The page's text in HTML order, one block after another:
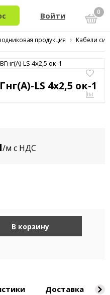
Войти 0
продукция Кабели
LS 4x2,5 ок-1
/м с НДС
В корзину
Доставка